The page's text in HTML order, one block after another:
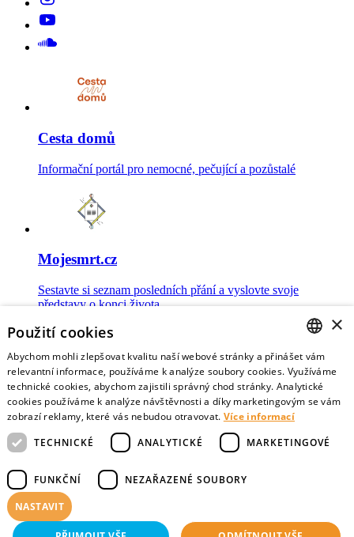
Cesta domů
Informační portál pro nemocné, pečující a pozůstalé
Mojesmrt.cz
Sestavte si seznam posledních přání a vyslovte svoje
představy o konci života
Data o umírání
Nejnovější data o postojích veřejnosti a zdravotníků k umírání
Virtuální vzpomínky
CZECH
ENGLISH
×
Použití cookies
Abychom mohli zlepšovat kvalitu naší webové stránky a přinášet vám
relevantní informace, používáme k analýze soubory cookies. Využíváme
technické cookies, abychom zajistili správný chod stránky. Analytické
cookies používáme k analýze návštěvnosti a díky marketingovým se vám
zobrazí reklamy, které vás nebudou otravovat. Více informací
TECHNICKÉ
ANALYTICKÉ MARKETINGOVÉ
FUNKČNÍ NEZAŘAZENÉ SOUBORY
NASTAVIT